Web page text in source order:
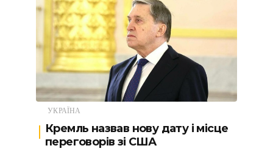
УКРАЇНА
Кремль назвав нову дату і місце
переговорів зі США